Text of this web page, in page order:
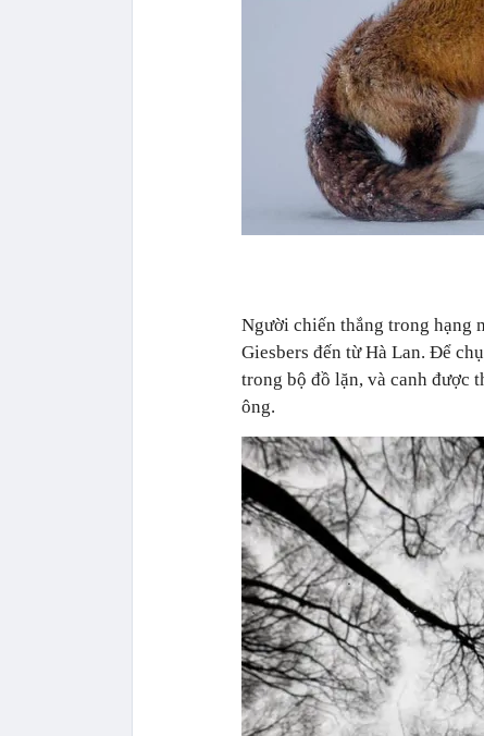
Người chiến thắng trong hạng
Giesbers đến từ Hà Lan. Để
trong bộ đồ lặn, và canh được
ông.